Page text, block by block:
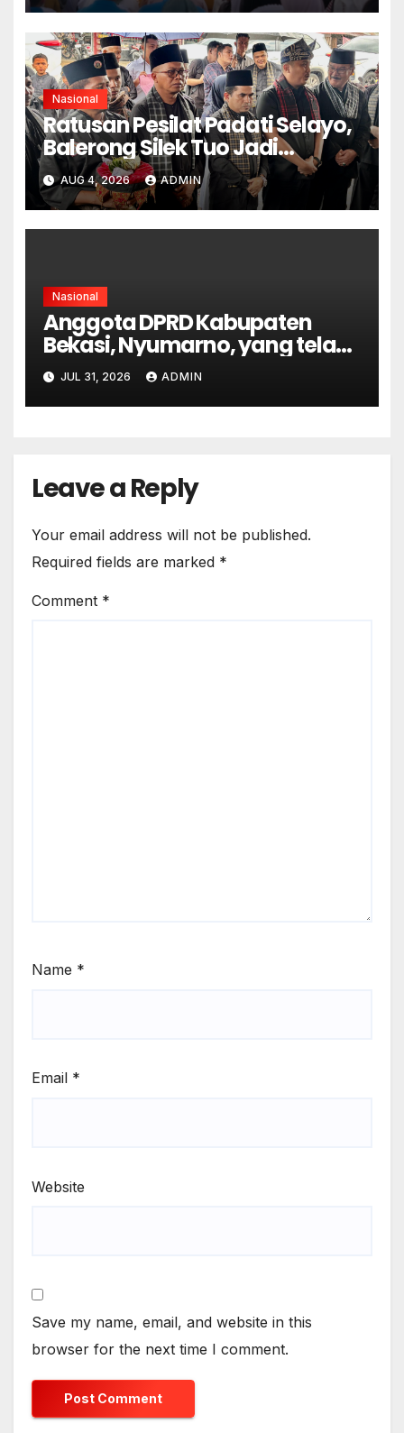
Nasional
Ratusan Pesilat Padati Selayo,
Balerong Silek Tuo Jadi
Momentum Kebangkitan
Warisan Budaya
Minangkabau
AUG 4, 2026 ADMIN
Nasional
Anggota DPRD Kabupaten
Bekasi, Nyumarno, yang telah
berstatus tersangka dalam
kasus dugaan pengeroyokan
JUL 31, 2026 ADMIN
Leave a Reply
Your email address will not be published.
Required fields are marked *
Comment *
Name *
Email *
Website
Save my name, email, and website in this
browser for the next time I comment.